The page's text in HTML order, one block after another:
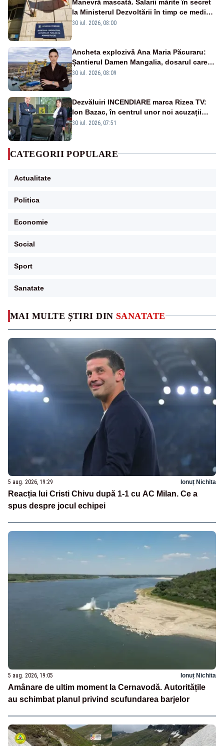
MAI MULTE ȘTIRI DIN SANATATE
5 aug. 2026, 19:29 Ionuț Nichita
Reacția lui Cristi Chivu după 1-1 cu AC Milan. Ce a
spus despre jocul echipei
5 aug. 2026, 19:05 Ionuț Nichita
Amânare de ultim moment la Cernavodă. Autoritățile
au schimbat planul privind scufundarea barjelor
Manevră mascată. Salarii mărite în secret
la Ministerul Dezvoltării în timp ce medicii
ies în stradă
30 iul. 2026, 08:00
Ancheta explozivă Ana Maria Păcuraru:
Șantierul Damen Mangalia, dosarul care
scufundă apărarea României
30 iul. 2026, 08:09
Dezvăluiri INCENDIARE marca Rizea TV:
Ion Bazac, în centrul unor noi acuzații
publice
30 iul. 2026, 07:51
CATEGORII POPULARE
Actualitate
Politica
Economie
Social
Sport
Sanatate